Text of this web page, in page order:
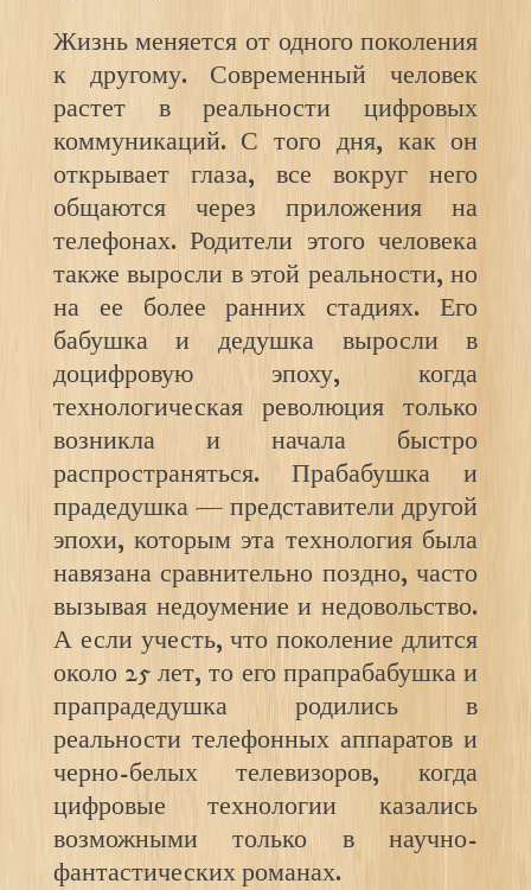
Жизнь меняется от одного поколения
к другому. Современный человек
растет в реальности цифровых
коммуникаций. С того дня, как он
открывает глаза, все вокруг него
общаются через приложения на
телефонах. Родители этого человека
также выросли в этой реальности, но
на ее более ранних стадиях. Его
бабушка и дедушка выросли в
доцифровую эпоху, когда
технологическая революция только
возникла и начала быстро
распространяться. Прабабушка и
прадедушка — представители другой
эпохи, которым эта технология была
навязана сравнительно поздно, часто
вызывая недоумение и недовольство.
А если учесть, что поколение длится
около 25 лет, то его прапрабабушка и
прапрадедушка родились в
реальности телефонных аппаратов и
черно-белых телевизоров, когда
цифровые технологии казались
возможными только в научно-
фантастических романах.